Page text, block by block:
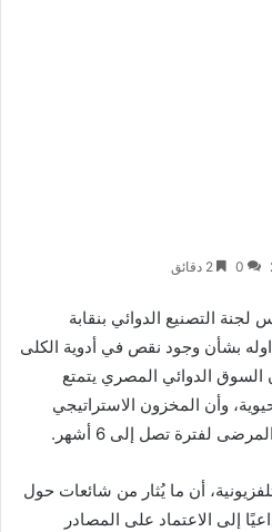
0
التصنيع الدوائي بنقابة
بشأن وجود نقص في أدوية الكلى
السوق الدوائي المصري يتمتع
وأن المخزون الاستراتيجي
لفترة تصل إلى 6 أشهر.
أن ما يُثار من شائعات حول
إلى الاعتماد على المصادر